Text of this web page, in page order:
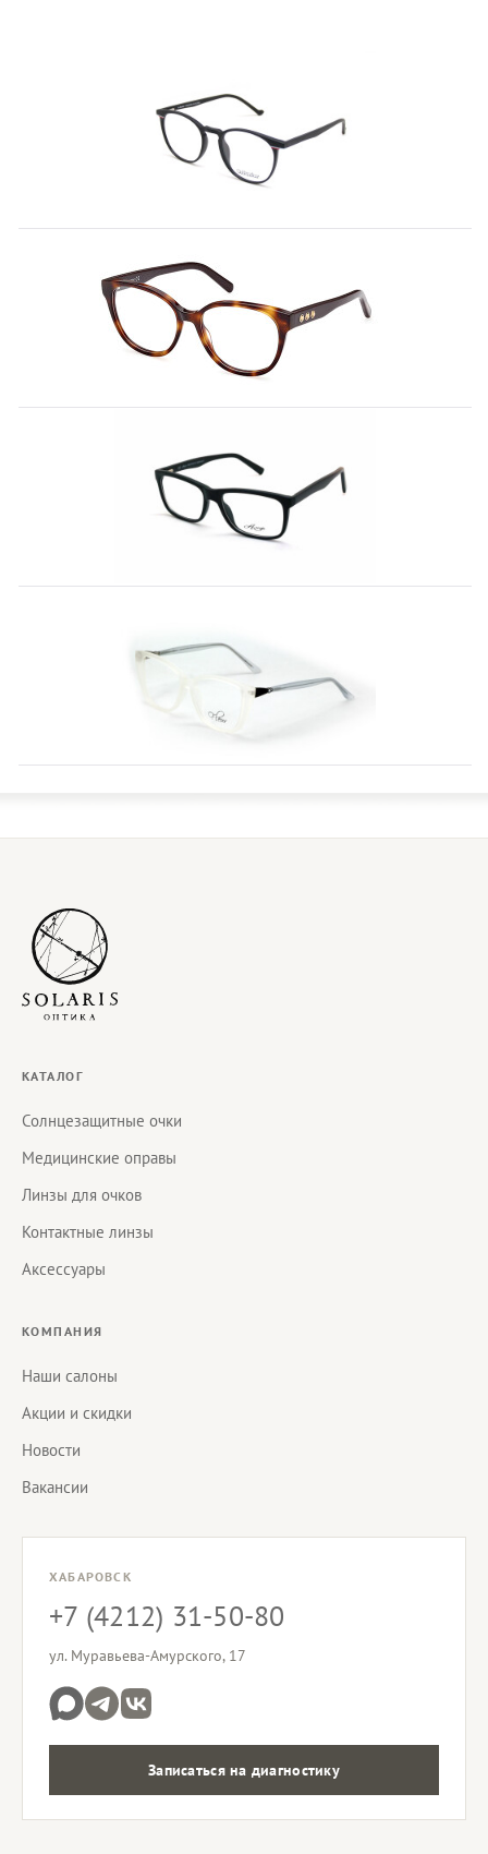
КАТАЛОГ
Солнцезащитные очки
Медицинские оправы
Линзы для очков
Контактные линзы
Аксессуары
КОМПАНИЯ
Наши салоны
Акции и скидки
Новости
Вакансии
ХАБАРОВСК
+7 (4212) 31-50-80
ул. Муравьева-Амурского, 17
Записаться на диагностику